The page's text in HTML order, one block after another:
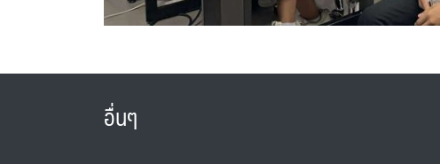
อื่นๆ